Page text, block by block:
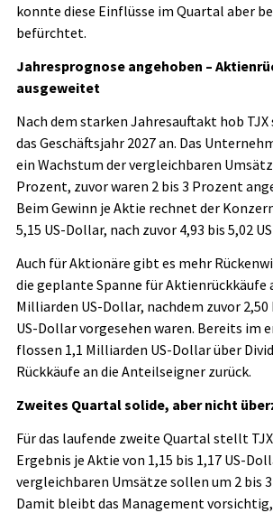
konnte diese Einflüsse im Quartal aber
befürchtet.
Jahresprognose angehoben –
ausgeweitet
Nach dem starken Jahresauftakt hob
das Geschäftsjahr 2027 an. Das
ein Wachstum der vergleichbaren
Prozent, zuvor waren 2 bis 3 Prozent
Beim Gewinn je Aktie rechnet der
5,15 US-Dollar, nach zuvor 4,93 bis 5,02
Auch für Aktionäre gibt es mehr
die geplante Spanne für Aktienrückkäufe
Milliarden US-Dollar, nachdem zuvor
US-Dollar vorgesehen waren. Bereits im
flossen 1,1 Milliarden US-Dollar über
Rückkäufe an die Anteilseigner zurück.
Zweites Quartal solide, aber nicht
Für das laufende zweite Quartal stellt
Ergebnis je Aktie von 1,15 bis 1,17 US-
vergleichbaren Umsätze sollen um 2 bis
Damit bleibt das Management